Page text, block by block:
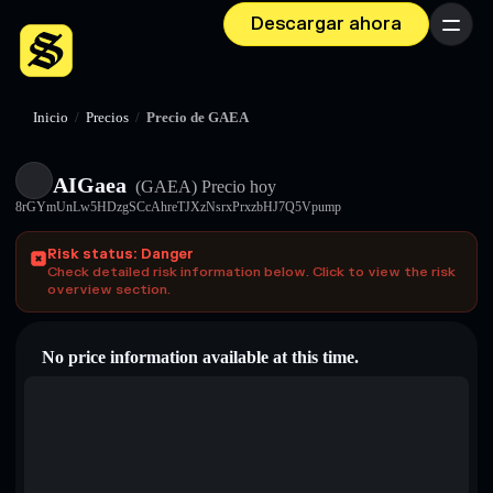
Descargar ahora Menú
Inicio / Precios / Precio de GAEA
AIGaea (GAEA) Precio hoy
8rGYmUnLw5HDzgSCcAhreTJXzNsrxPrxzbHJ7Q5Vpump
Risk status: Danger
Check detailed risk information below. Click to view the risk
overview section.
No price information available at this time.